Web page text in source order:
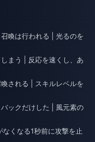
喚は行われる | 光るのを
まう | 反応を速くし、あ
される | スキルレベルを
ックだけした | 風元素の
くなる1秒前に攻撃を止